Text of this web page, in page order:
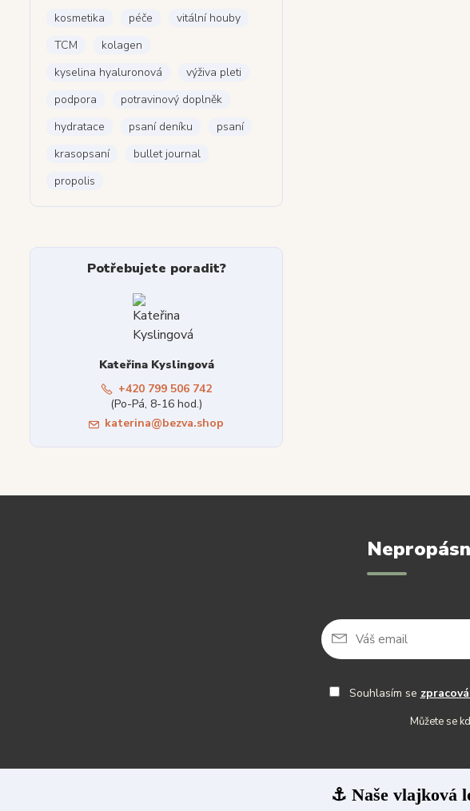
kosmetika
péče
vitální houby
TCM
kolagen
kyselina hyaluronová
výživa pleti
podpora
potravinový doplněk
hydratace
psaní deníku
psaní
krasopsaní
bullet journal
propolis
Potřebujete poradit?
Kateřina Kyslingová
+420 799 506 742
(Po-Pá, 8-16 hod.)
katerina@bezva.shop
Souhlasím se
Můžete se
⚓ Naše vlajková